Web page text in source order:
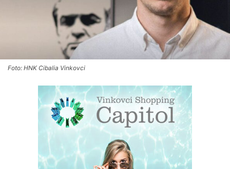
Foto: HNK Cibalia Vinkovci